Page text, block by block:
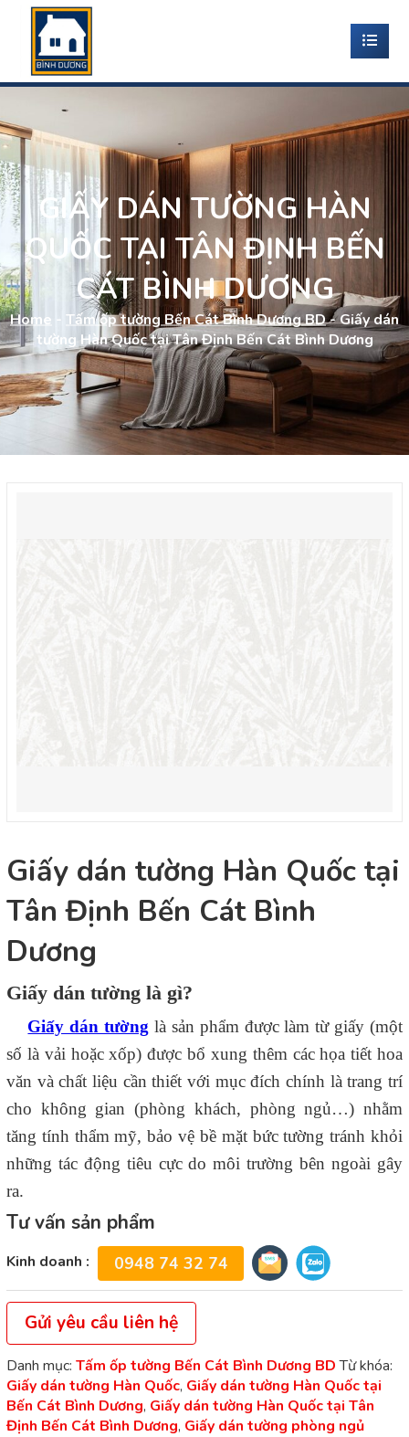
GIẤY DÁN TƯỜNG HÀN
QUỐC TẠI TÂN ĐỊNH BẾN
CÁT BÌNH DƯƠNG
Home - Tấm ốp tường Bến Cát Bình Dương BD-Giấy dán
tường Hàn Quốc tại Tân Định Bến Cát Bình Dương
Giấy dán tường Hàn Quốc tại
Tân Định Bến Cát Bình
Dương
Giấy dán tường là gì?
Giấy dán tường là sản phẩm được làm từ giấy (một
số là vải hoặc xốp) được bổ xung thêm các họa tiết hoa
văn và chất liệu cần thiết với mục đích chính là trang trí
cho không gian (phòng khách, phòng ngủ…) nhằm
tăng tính thẩm mỹ, bảo vệ bề mặt bức tường tránh khỏi
những tác động tiêu cực do môi trường bên ngoài gây
ra.
Tư vấn sản phẩm
Kinh doanh : 0948 74 32 74
Gửi yêu cầu liên hệ
Danh mục: Tấm ốp tường Bến Cát Bình Dương BD Từ khóa:
Giấy dán tường Hàn Quốc, Giấy dán tường Hàn Quốc tại
Bến Cát Bình Dương, Giấy dán tường Hàn Quốc tại Tân
Định Bến Cát Bình Dương, Giấy dán tường phòng ngủ